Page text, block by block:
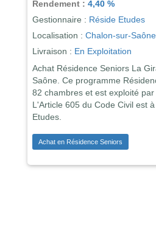
Rendement : 4,40 %
Gestionnaire : Réside Etudes
Localisation : Chalon-sur-Saône
Livraison : En Exploitation
Achat Résidence Seniors La
Saône. Ce programme
82 chambres et est exploité par
L'Article 605 du Code Civil est
Etudes.
Achat en Résidence Seniors